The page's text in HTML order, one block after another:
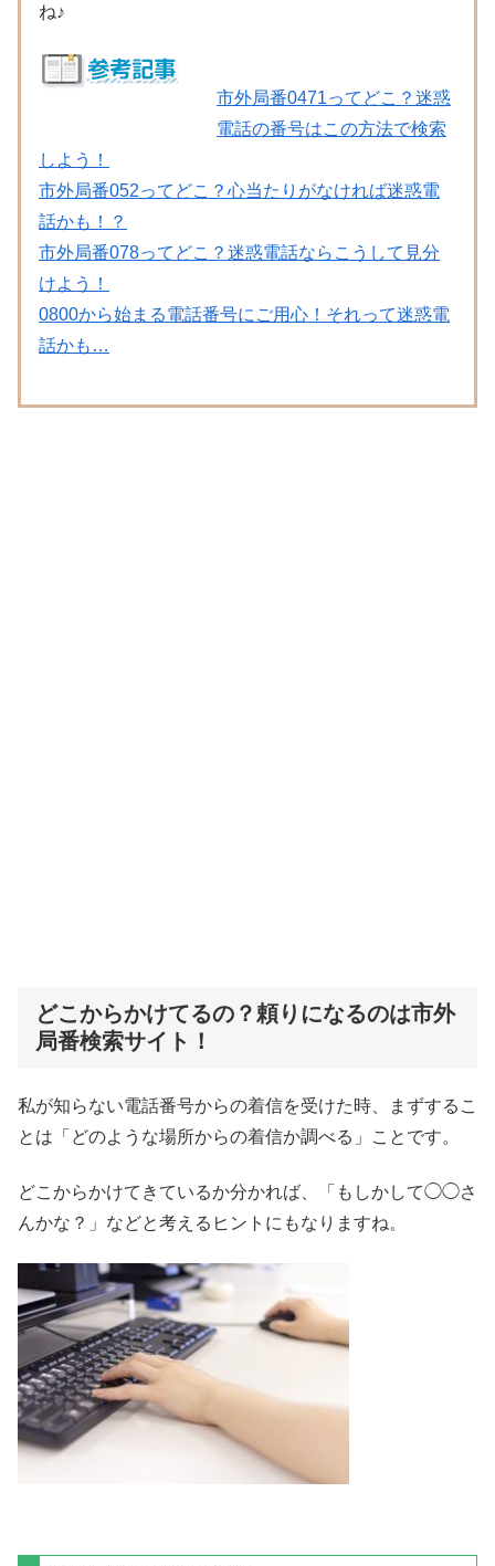
ね♪
市外局番0471ってどこ？迷惑
電話の番号はこの方法で検索
しよう！
市外局番052ってどこ？心当たりがなければ迷惑電
話かも！？
市外局番078ってどこ？迷惑電話ならこうして見分
けよう！
0800から始まる電話番号にご用心！それって迷惑電
話かも…
どこからかけてるの？頼りになるのは市外
局番検索サイト！
私が知らない電話番号からの着信を受けた時、まずするこ
とは「どのような場所からの着信か調べる」ことです。
どこからかけてきているか分かれば、「もしかして◯◯さ
んかな？」などと考えるヒントにもなりますね。